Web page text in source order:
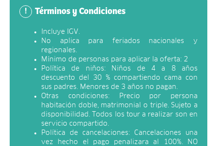
! Términos y Condiciones
Incluye IGV.
No aplica para feriados nacionales y
regionales.
Mínimo de personas para aplicar la oferta: 2
Política de niños: Niños de 4 a 8 años
descuento del 30 % compartiendo cama con
sus padres. Menores de 3 años no pagan.
Otras condiciones: Precio por persona
habitación doble, matrimonial o triple. Sujeto a
disponibilidad. Todos los tour a realizar son en
servicio compartido.
Política de cancelaciones: Cancelaciones una
vez hecho el pago penalizara al 100%. NO